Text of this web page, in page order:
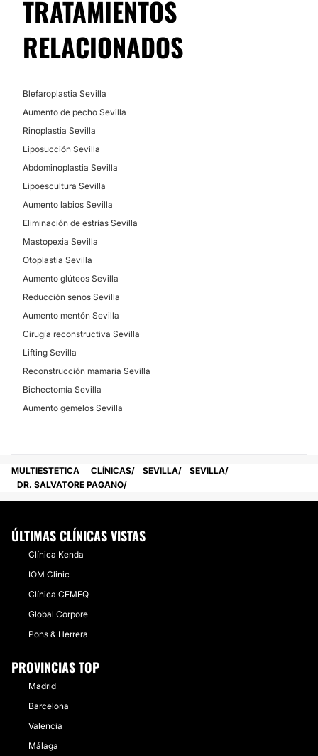
TRATAMIENTOS
RELACIONADOS
Blefaroplastia Sevilla
Aumento de pecho Sevilla
Rinoplastia Sevilla
Liposucción Sevilla
Abdominoplastia Sevilla
Lipoescultura Sevilla
Aumento labios Sevilla
Eliminación de estrías Sevilla
Mastopexia Sevilla
Otoplastia Sevilla
Aumento glúteos Sevilla
Reducción senos Sevilla
Aumento mentón Sevilla
Cirugía reconstructiva Sevilla
Lifting Sevilla
Reconstrucción mamaria Sevilla
Bichectomía Sevilla
Aumento gemelos Sevilla
MULTIESTETICA CLÍNICAS SEVILLA
SEVILLA
DR. SALVATORE PAGANO
ÚLTIMAS CLÍNICAS VISTAS
Clínica Kenda
IOM Clinic
Clínica CEMEQ
Global Corpore
Pons & Herrera
PROVINCIAS TOP
Madrid
Barcelona
Valencia
Málaga